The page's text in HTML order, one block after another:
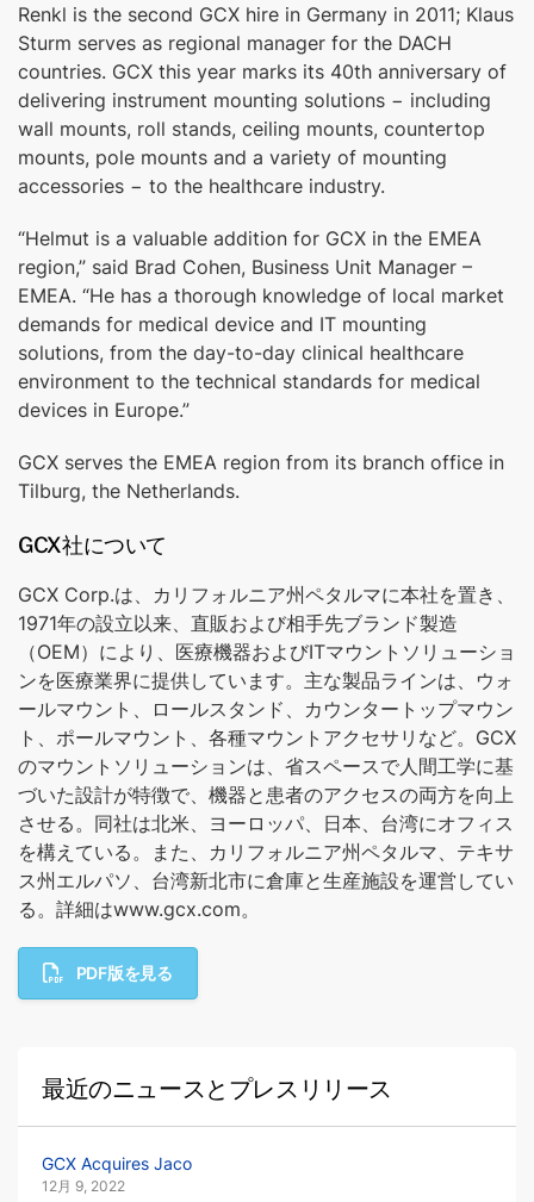
Renkl is the second GCX hire in Germany in 2011; Klaus
Sturm serves as regional manager for the DACH
countries. GCX this year marks its 40th anniversary of
delivering instrument mounting solutions − including
wall mounts, roll stands, ceiling mounts, countertop
mounts, pole mounts and a variety of mounting
accessories − to the healthcare industry.
“Helmut is a valuable addition for GCX in the EMEA
region,” said Brad Cohen, Business Unit Manager –
EMEA. “He has a thorough knowledge of local market
demands for medical device and IT mounting
solutions, from the day-to-day clinical healthcare
environment to the technical standards for medical
devices in Europe.”
GCX serves the EMEA region from its branch office in
Tilburg, the Netherlands.
GCX社について
GCX Corp.は、カリフォルニア州ペタルマに本社を置き、
1971年の設立以来、直販および相手先ブランド製造
（OEM）により、医療機器およびITマウントソリューショ
ンを医療業界に提供しています。主な製品ラインは、ウォ
ールマウント、ロールスタンド、カウンタートップマウン
ト、ポールマウント、各種マウントアクセサリなど。GCX
のマウントソリューションは、省スペースで人間工学に基
づいた設計が特徴で、機器と患者のアクセスの両方を向上
させる。同社は北米、ヨーロッパ、日本、台湾にオフィス
を構えている。また、カリフォルニア州ペタルマ、テキサ
ス州エルパソ、台湾新北市に倉庫と生産施設を運営してい
る。詳細はwww.gcx.com。
PDF版を見る
最近のニュースとプレスリリース
GCX Acquires Jaco
12月 9, 2022